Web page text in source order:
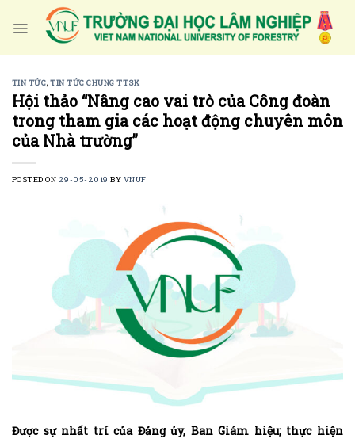
TIN TỨC,TIN TỨC CHUNG TTSK
Hội thảo “Nâng cao vai trò của Công đoàn
trong tham gia các hoạt động chuyên môn
của Nhà trường”
POSTED ON 29-05-2019 BY VNUF
Được sự nhất trí của Đảng ủy, Ban Giám hiệu; thực hiện